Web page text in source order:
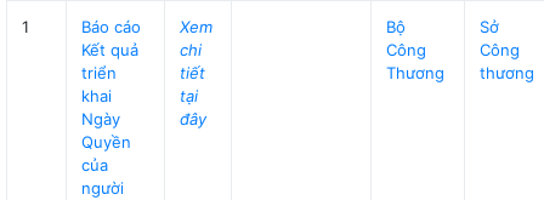
1
Báo cáo
Kết quả
triển
khai
Ngày
Quyền
của
người
Xem
chi
tiết
tại
đây
Bộ
Công
Thương
Sở
Công
thương